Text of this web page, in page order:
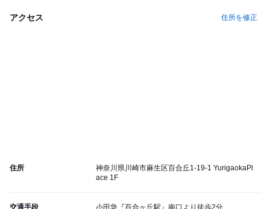
アクセス 住所を修正
住所
神奈川県川崎市麻生区百合丘1-19-1 YurigaokaPl
ace 1F
交通手段 小田急『百合ヶ丘駅』南口より徒歩2分